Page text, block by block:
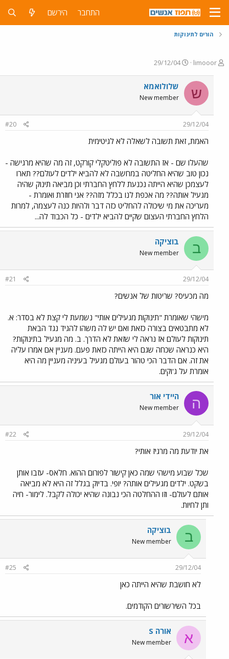
התחבר הירשם
הורים לתינוקות
פ
limooor
פ
ס
ם
ת
י
29/12/04
ש שלולואמא
New member
29/12/04
#20
האמת, זאת תשובה לשאלה לא לגיטימית
שהעלו שם - אז התשובה לא פוליטקלי קורקט, זה מה שהיא מרגישה -
נכון טוב שהיא החליטה במחשבה לא להביא ילדים לעולם?? תארו
לעצמכן שהיא הייתה נכנעת ללחץ החברתי וכן מביאה תינוק שהיה
מגעיל אותה?? מה אכפת לנו בכלל מזה?? אני חוזרת ואומרת -
מעריכה את מי שיכולה להחליט כזה דבר ולהיות כנה לעצמה, למרות
הלחץ החברתי העצום שקיים להביא ילדים - כל הכבוד לה...
ב בוציקה
New member
29/12/04
#21
מה מכעיס? שריטות של אנשים?
מישהי שאומרת "תינוקות מגעילים אותי" נשמעת לי קצת לא בסדר: א.
לא מתבטאים בצורה כזאת ואם יש לה משהו להגיד נגד הבאת
תינוקות לעולם אז נראה לי שזאת לא הדרך. ב. מה מגעיל בתינוקות?
היא כנראה שכחה שגם היא הייתה כזאת פעם. מעניין אם אמרו עליה
את זה. אם הדבר הכי טהור בעולם מגעיל בעיניה מעניין מה היא
אומרת על ג'וקים.
ה היידי אור
New member
29/12/04
#22
את יודעת מה מרגיז אותי?
שכל שבוע מישהי שמה כאן קישור לפורום ההוא. חלאס- עזבו אותן
בשקט. ילדים מגעילים אותה? יופי. בדיוק בגלל זה היא לא מביאה
אותם לעולם- וזו ההחלטה הכי נבונה שהיא יכולה לקבל. לימור- חיה
ותן לחיות.
ב בוציקה
New member
29/12/04
#25
לא חושבת שהיא הייתה כאן
בכל השירשורים הקודמים.
א אורה S
New member